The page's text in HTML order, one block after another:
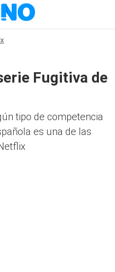
Fugitiva de
tipo de competencia
es una de las